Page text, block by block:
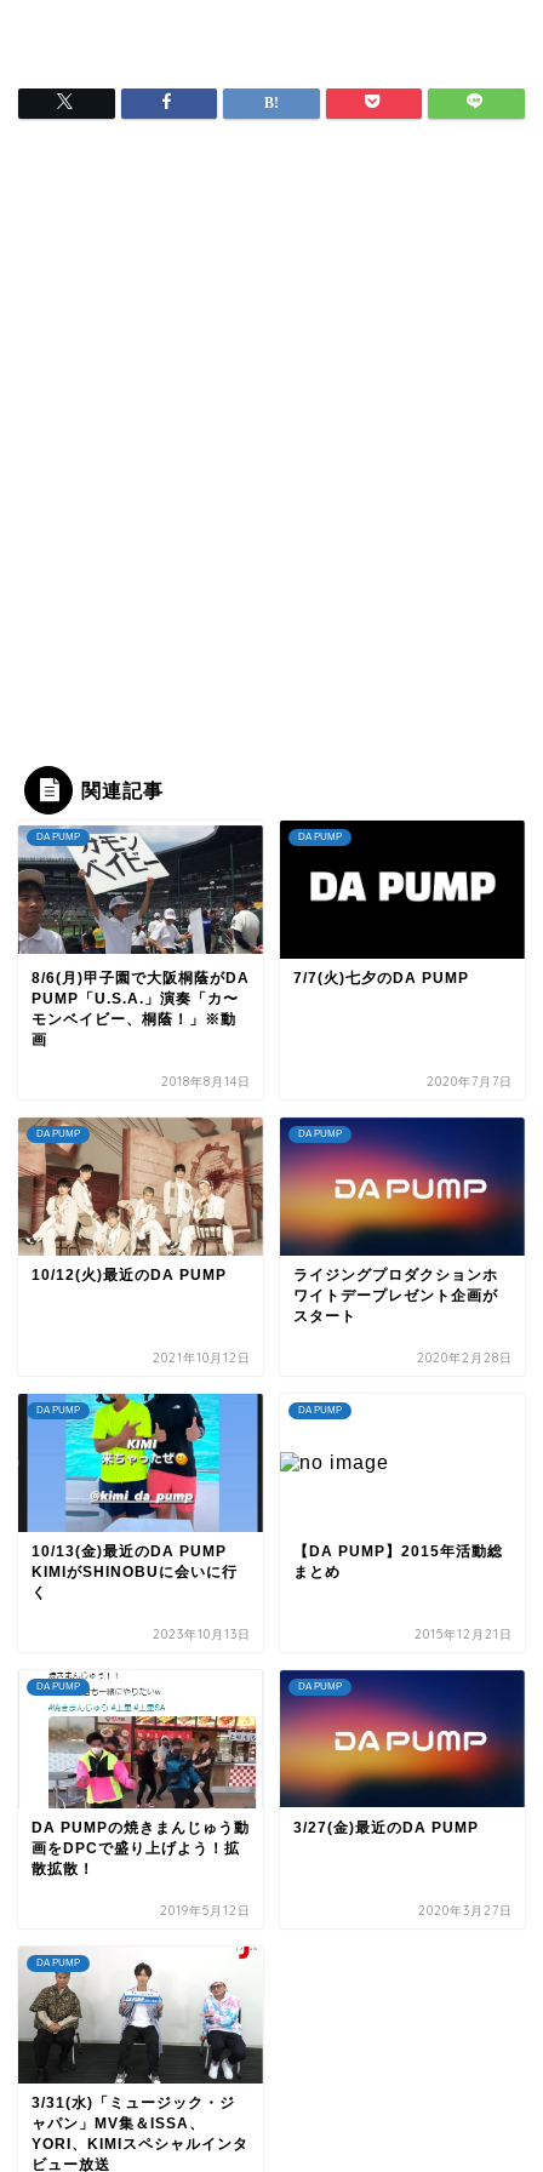
関連記事
DA PUMP
8/6(月)甲子園で大阪桐蔭がDA
PUMP「U.S.A.」演奏「カ〜
モンベイビー、桐蔭！」※動
画
2018年8月14日
DA PUMP
7/7(火)七夕のDA PUMP
2020年7月7日
DA PUMP
10/12(火)最近のDA PUMP
2021年10月12日
DA PUMP
ライジングプロダクションホ
ワイトデープレゼント企画が
スタート
2020年2月28日
DA PUMP
10/13(金)最近のDA PUMP
KIMIがSHINOBUに会いに行
く
2023年10月13日
DA PUMP
【DA PUMP】2015年活動総
まとめ
2015年12月21日
DA PUMP
DA PUMPの焼きまんじゅう動
画をDPCで盛り上げよう！拡
散拡散！
2019年5月12日
DA PUMP
3/27(金)最近のDA PUMP
2020年3月27日
DA PUMP
3/31(水)「ミュージック・ジ
ャパン」MV集＆ISSA、
YORI、KIMIスペシャルインタ
ビュー放送